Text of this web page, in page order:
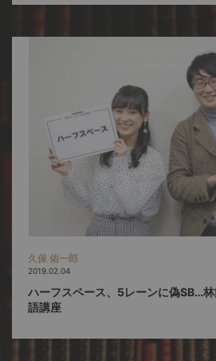
久保 佑一郎
2019.02.04
ハーフスペース、5レーンに偽SB…
語講座